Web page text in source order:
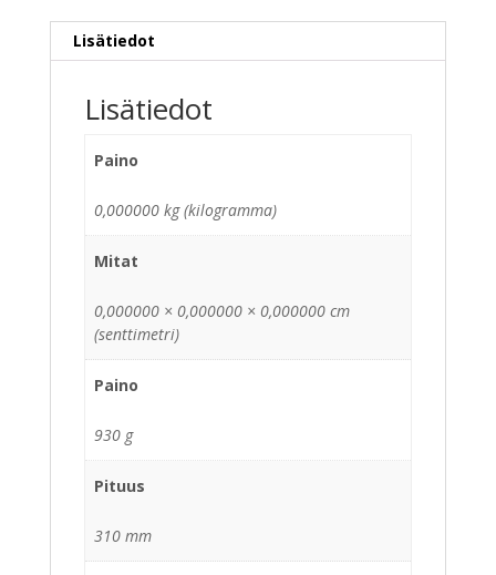
Lisätiedot
Lisätiedot
Paino
0,000000 kg (kilogramma)
Mitat
0,000000 × 0,000000 × 0,000000 cm
(senttimetri)
Paino
930 g
Pituus
310 mm